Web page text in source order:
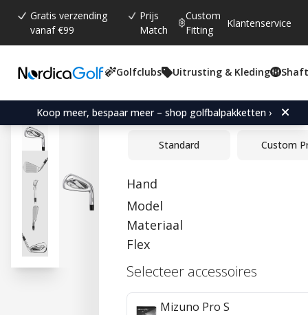
Gratis verzending
vanaf €99
Prijs
Match
Custom
Fitting
Klantenservice
Golfclubs Uitrusting & Kleding
Koop meer, bespaar meer – shop golfbalpakketten ›
Gemiddelde beoordeling:
5.0 (aantal stemmen:
5)
Mizuno JPX 925 Hot
Standard Custom
Hand
Model
Materiaal
Flex
Selecteer accessoires
Mizuno Pro S